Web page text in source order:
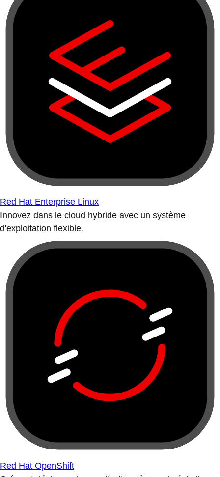
Red Hat Enterprise Linux
Innovez dans le cloud hybride avec un système
d'exploitation flexible.
Red Hat OpenShift